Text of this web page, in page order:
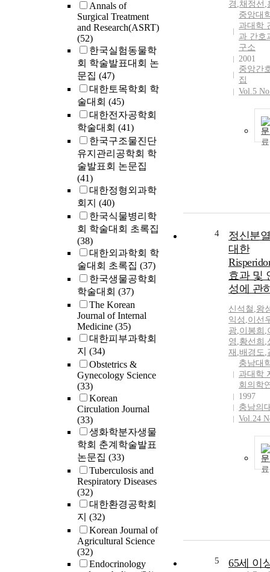
Annals of
Surgical Treatment
and Research(ASRT)
(52)
한국실험동물학
회 학술발표대회 논
문집 (47)
대한토목학회 학
술대회 (45)
대한전자공학회
학술대회 (41)
한국구조물진단
유지관리공학회 학
술발표회 논문집
(41)
대한정형외과학
회지 (40)
한국식물병리학
회 학술대회 초록집
(38)
대한외과학회 학
술대회 초록집 (37)
한국생물공학회
학술대회 (37)
The Korean
Journal of Internal
Medicine (35)
대한피부과학회
지 (34)
Obstetrics &
Gynecology Science
(33)
Korean
Circulation Journal
(33)
생화학분자생물
학회 춘계학술발표
논문집 (33)
Tuberculosis and
Respiratory Diseases
(32)
대한환경공학회
지 (32)
Korean Journal of
Agricultural Science
(32)
Endocrinology
경 ,채정선 ,
중앙대
과대학
과 간호
구소
2001
중앙간
집
Vol.5
4
정신분
대한
효과 및
성에 관
신석철 ,왕
익성 ,이선
광,이봉희 ,
영 ,황선희 ,
재 ,배경도,
충남대
과대학
회의학
1997
충남의
Vol.24
5
65세 이